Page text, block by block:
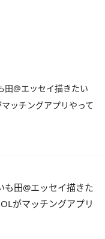
@エッセイ描きたい
ッチングアプリやって
田@エッセイ描きた
がマッチングアプリ